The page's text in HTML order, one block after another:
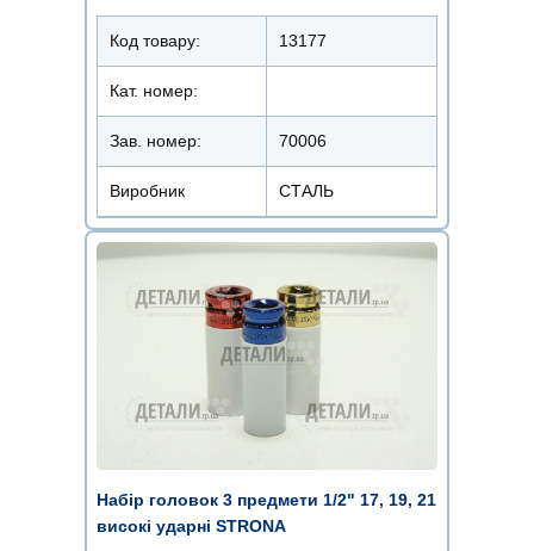
Код товару: 13177
Кат. номер:
Зав. номер: 70006
Виробник СТАЛЬ
Набір головок 3 предмети 1/2" 17, 19, 21
високі ударні STRONA